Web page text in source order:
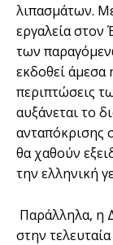
λιπασμάτων.
εργαλεία στον
των
εκδοθεί άμεσα
περιπτώσεις
αυξάνεται το
ανταπόκρισης
θα χαθούν
την ελληνική
Παράλληλα, η
στην